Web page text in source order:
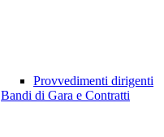
Provvedimenti dirigenti
Bandi di Gara e Contratti